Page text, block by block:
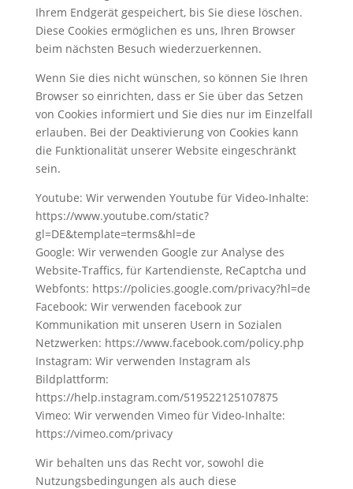
Ihrem Endgerät gespeichert, bis Sie diese löschen.
Diese Cookies ermöglichen es uns, Ihren Browser
beim nächsten Besuch wiederzuerkennen.
Wenn Sie dies nicht wünschen, so können Sie Ihren
Browser so einrichten, dass er Sie über das Setzen
von Cookies informiert und Sie dies nur im Einzelfall
erlauben. Bei der Deaktivierung von Cookies kann
die Funktionalität unserer Website eingeschränkt
sein.
Youtube: Wir verwenden Youtube für Video-Inhalte:
https://www.youtube.com/static?
gl=DE&template=terms&hl=de
Google: Wir verwenden Google zur Analyse des
Website-Traffics, für Kartendienste, ReCaptcha und
Webfonts: https://policies.google.com/privacy?hl=de
Facebook: Wir verwenden facebook zur
Kommunikation mit unseren Usern in Sozialen
Netzwerken: https://www.facebook.com/policy.php
Instagram: Wir verwenden Instagram als
Bildplattform:
https://help.instagram.com/519522125107875
Vimeo: Wir verwenden Vimeo für Video-Inhalte:
https://vimeo.com/privacy
Wir behalten uns das Recht vor, sowohl die
Nutzungsbedingungen als auch diese